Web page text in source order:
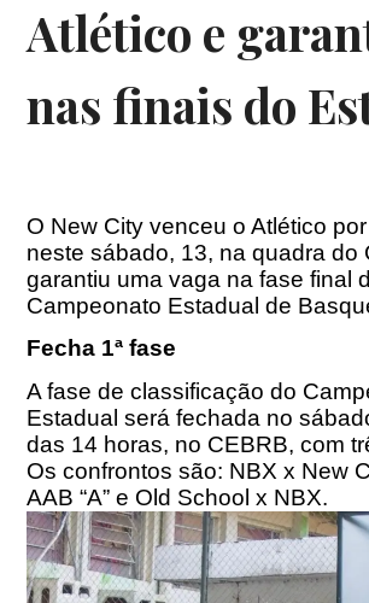
Atlético e
nas finais do
O New City venceu o Atlético
neste sábado, 13, na quadra do
garantiu uma vaga na fase final
Campeonato Estadual de
Fecha 1ª fase
A fase de classificação do
Estadual será fechada no
das 14 horas, no CEBRB, com
Os confrontos são: NBX x New
AAB “A” e Old School x NBX.